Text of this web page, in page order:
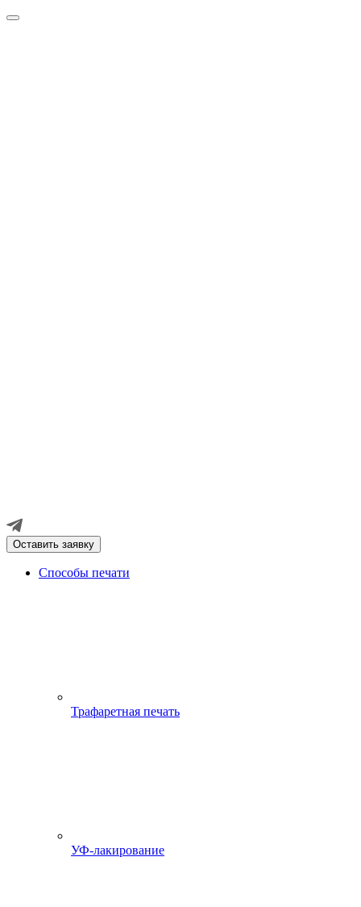
Оставить заявку
Способы печати
Трафаретная печать
УФ-лакирование